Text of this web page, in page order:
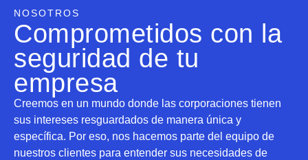
NOSOTROS
Comprometidos con la
seguridad de tu
empresa
Creemos en un mundo donde las corporaciones tienen
sus intereses resguardados de manera única y
específica. Por eso, nos hacemos parte del equipo de
nuestros clientes para entender sus necesidades de